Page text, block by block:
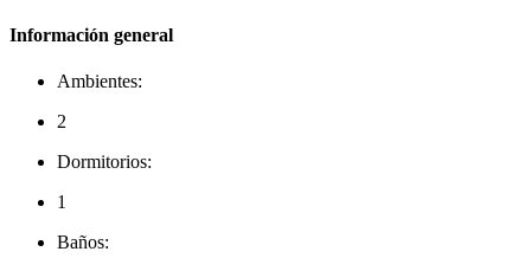
Información general
Ambientes:
2
Dormitorios:
1
Baños: